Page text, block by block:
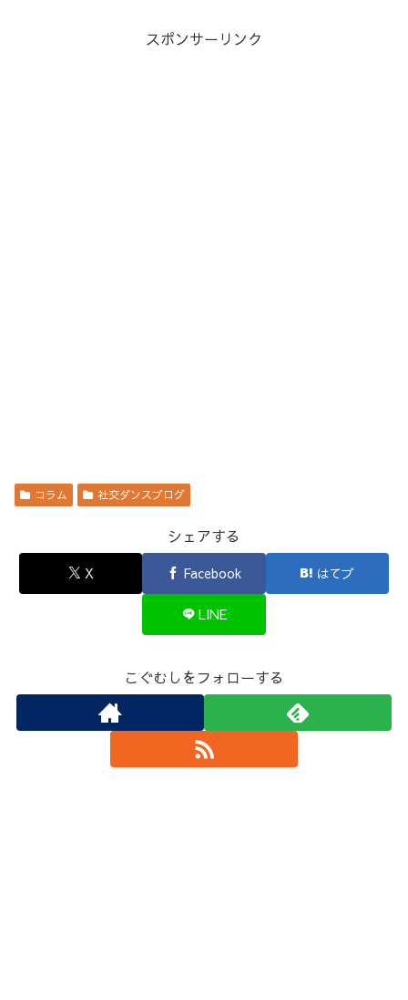
スポンサーリンク
コラム 社交ダンスブログ
シェアする
X Facebook はてブ
LINE
こぐむしをフォローする